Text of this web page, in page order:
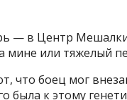
— в Центр
мине или тяжелый
что боец мог
была к этому